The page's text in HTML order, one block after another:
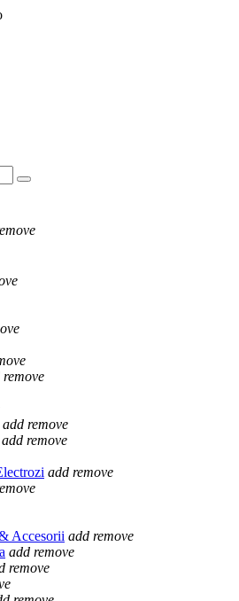
remove
add remove
add remove
add remove
Accesorii add remove
add remove
remove